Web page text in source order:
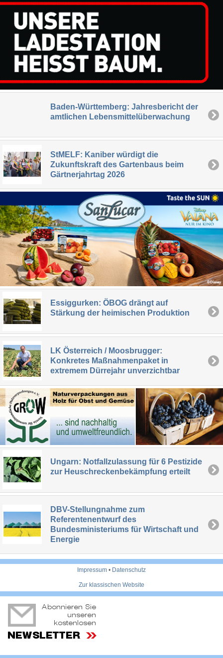
Baden-Württemberg: Jahresbericht der
amtlichen Lebensmittelüberwachung
StMELF: Kaniber würdigt die
Zukunftskraft des Gartenbaus beim
Gärtnerjahrtag 2026
Essiggurken: ÖBOG drängt auf
Stärkung der heimischen Produktion
LK Österreich / Moosbrugger:
Konkretes Maßnahmenpaket in
extremem Dürrejahr unverzichtbar
Ungarn: Notfallzulassung für 6 Pestizide
zur Heuschreckenbekämpfung erteilt
DBV-Stellungnahme zum
Referentenentwurf des
Bundesministeriums für Wirtschaft und
Energie
Impressum • Datenschutz
Zur klassischen Website